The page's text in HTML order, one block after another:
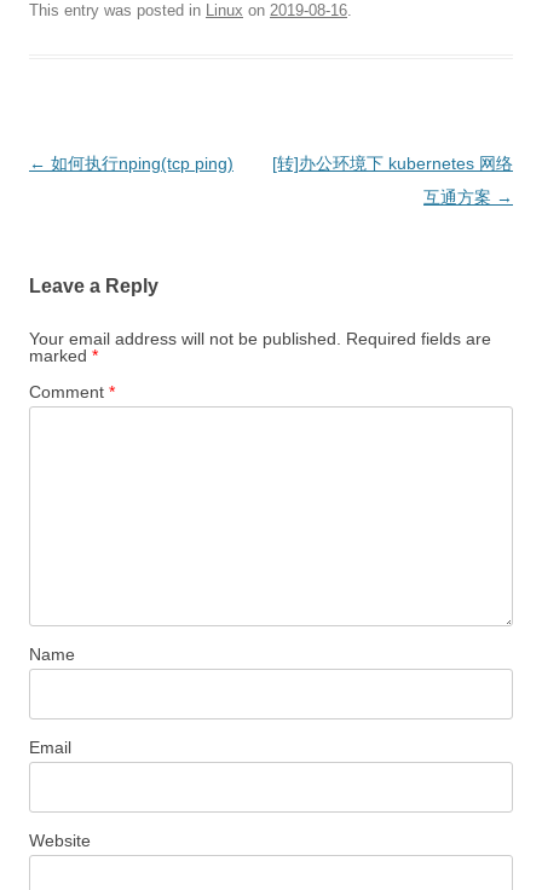
This entry was posted in Linux on 2019-08-16.
Post
← 如何执行nping(tcp ping)
[转]办公环境下 kubernetes 网络
互通方案 →
Leave a Reply
Your email address will not be published.
Required fields are
marked *
Comment *
Name
Email
Website